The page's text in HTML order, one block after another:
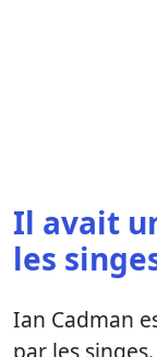
Il avait
les
Ian Cadman
par les